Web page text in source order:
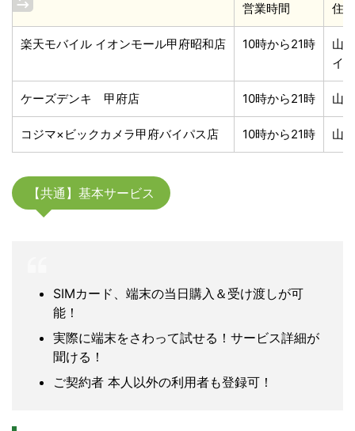
営業時間 住所
楽天モバイル イオンモール甲府昭和店 10時から21時
山
イ
ケーズデンキ 甲府店 10時から21時 山
コジマ×ビックカメラ甲府バイパス店 10時から21時 山
【共通】基本サービス
SIMカード、端末の当日購入＆受け渡しが可
能！
実際に端末をさわって試せる！サービス詳細が
聞ける！
ご契約者 本人以外の利用者も登録可！